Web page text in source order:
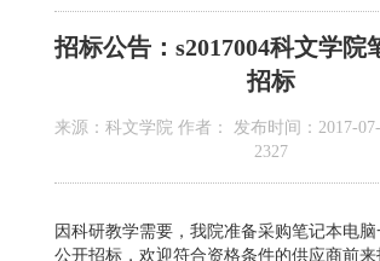
招标公告：s2017004科文学院
招标
来源：科文学院 作者： 发布时间：2017-
2327
因科研教学需要，我院准备采购笔记本电
公开招标，欢迎符合资格条件的供应商前来